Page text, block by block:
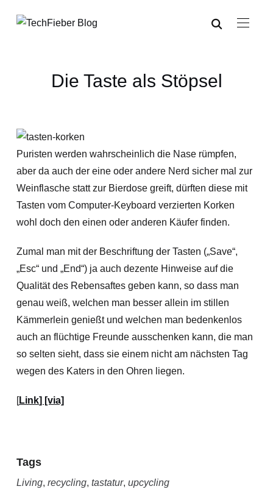
Die Taste als Stöpsel
Puristen werden wahrscheinlich die Nase rümpfen,
aber da auch der eine oder andere Nerd sicher mal zur
Weinflasche statt zur Bierdose greift, dürften diese mit
Tasten vom Computer-Keyboard verzierten Korken
wohl doch den einen oder anderen Käufer finden.
Zumal man mit der Beschriftung der Tasten („Save“,
„Esc“ und „End“) ja auch dezente Hinweise auf die
Qualität des Rebensaftes geben kann, so dass man
genau weiß, welchen man besser allein im stillen
Kämmerlein genießt und welchen man bedenkenlos
auch an flüchtige Freunde ausschenken kann, die man
so selten sieht, dass sie einem nicht am nächsten Tag
wegen des Katers in den Ohren liegen.
[Link] [via]
Tags
Living, recycling, tastatur, upcycling